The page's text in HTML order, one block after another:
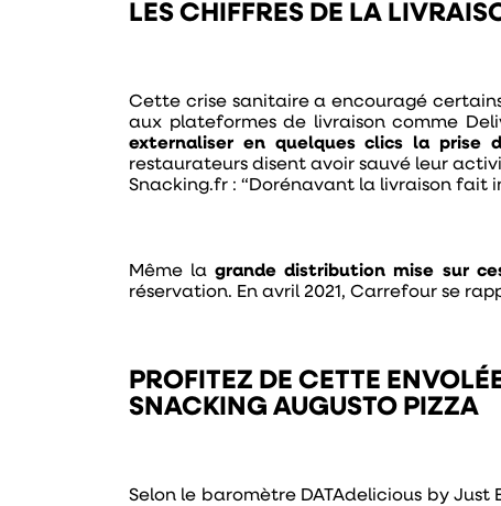
LES CHIFFRES DE LA
Cette crise sanitaire a encouragé
aux plateformes de livraison comme
externaliser en quelques clics la prise
restaurateurs disent avoir sauvé leur
Snacking.fr : “Dorénavant la livraison fait
Même lagrande distribution mise sur
réservation. En avril 2021, Carrefour se
PROFITEZ DE CETTE
SNACKING AUGUSTO PIZZA
Selon le baromètre DATAdelicious by